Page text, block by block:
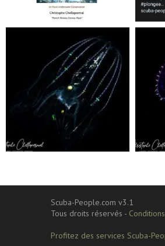
Jan 17
Sep 24
Scuba-People.com v3.1
Tous droits réservés -
Profitez des services Scuba-